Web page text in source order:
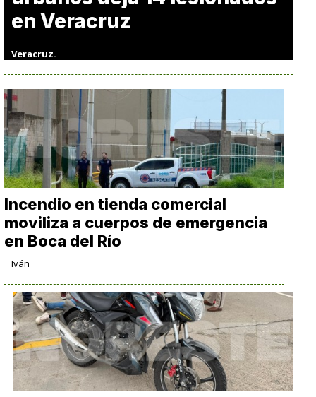
en Veracruz
Veracruz.
Incendio en tienda comercial
moviliza a cuerpos de emergencia
en Boca del Río
Iván